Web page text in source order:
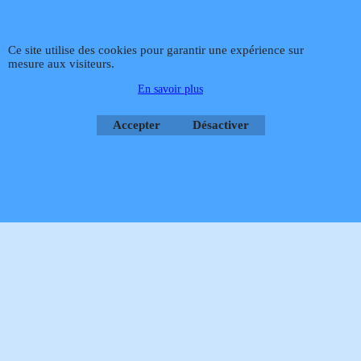
Boutique en ligne créés
avec le logiciel
Ce site utilise des cookies pour garantir une expérience sur
mesure aux visiteurs.
En savoir plus
Accepter Désactiver